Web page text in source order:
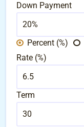
Down Payment
Percent (%)
Rate (%)
Term